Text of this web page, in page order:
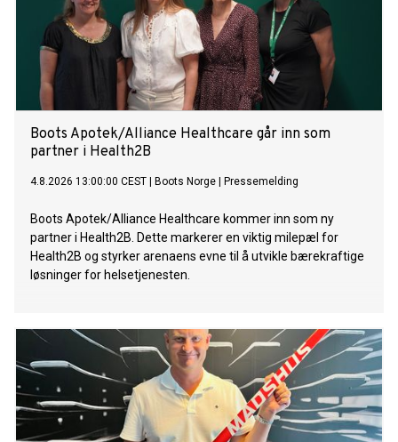
Boots Apotek/Alliance Healthcare går inn som
partner i Health2B
4.8.2026 13:00:00 CEST Boots Norge Pressemelding
Boots Apotek/Alliance Healthcare kommer inn som ny
partner i Health2B. Dette markerer en viktig milepæl for
Health2B og styrker arenaens evne til å utvikle bærekraftige
løsninger for helsetjenesten.